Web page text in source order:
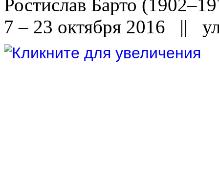
Ростислав Барто
7 – 23 октября 2016 ||